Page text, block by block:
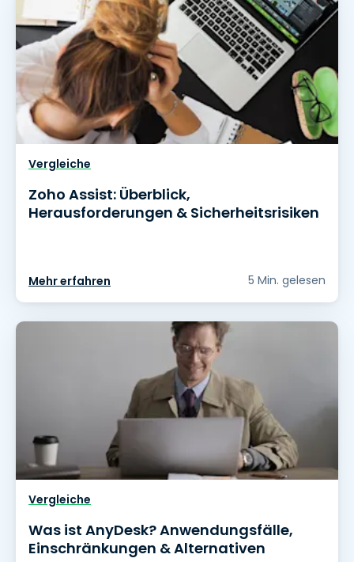
Vergleiche
Zoho Assist: Überblick,
Herausforderungen & Sicherheitsrisiken
Mehr erfahren 5 Min. gelesen
Vergleiche
Was ist AnyDesk? Anwendungsfälle,
Einschränkungen & Alternativen